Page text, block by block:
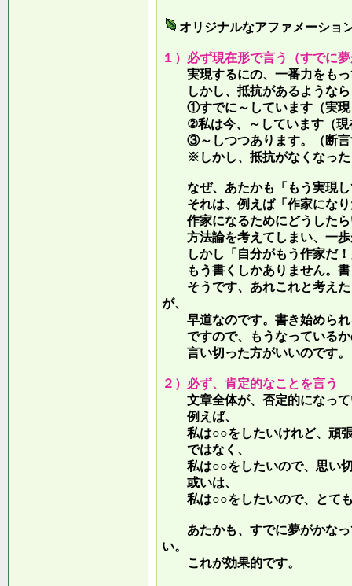
オリジナルなアファメーショ
１）必ず現在形で言う（すでに
実現するにの、一番力をもっ
しかし、抵抗があるような
①すでに～しています（実現
②私は今、～しています（現
③～しつつあります。（断言
※しかし、抵抗がなくなった
なぜ、あたかも「もう実現し
それは、例えば「作家になり
作家になるためにどうしたら
方法論を考えてしまい、一歩
しかし「自分がもう作家だ！
もう書くしかありません。書
そうです、あれこれと考えた
が、
早道なのです。書き始められ
ですので、もうなっているか
言い切った方がいいのです。
２）必ず、肯定的なことを言う
文章全体が、否定的になっ
例えば、
私は○○をしたいけれど、頑張
ではなく、
私は○○をしたいので、思い切
或いは、
私は○○をしたいので、とても
あたかも、すでに夢がかなっ
い。
これが効果的です。